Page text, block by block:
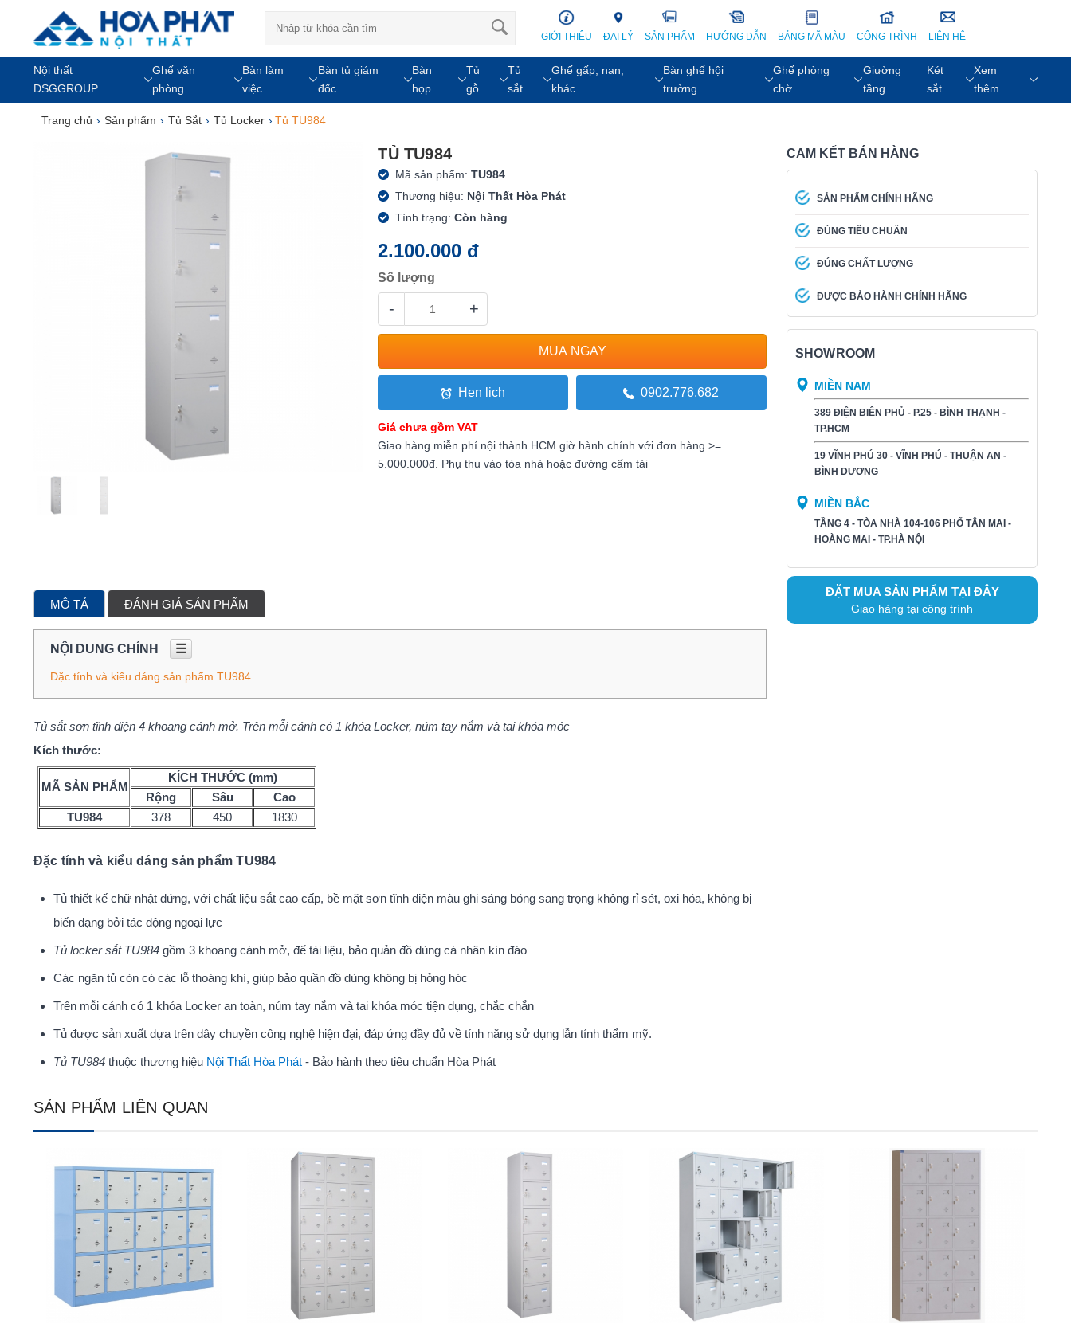
GIỚI THIỆU ĐẠI LÝ SẢN PHẨM HƯỚNG DẪN BẢNG MÃ MÀU CÔNG TRÌNH LIÊN HỆ
Nội thất
DSGGROUP
Ghế văn
phòng
Bàn làm
việc
Bàn tủ giám
đốc
Bàn
họp
Tủ
gỗ
Tủ
sắt
Ghế gấp, nan,
khác
Bàn ghế hội
trường
Ghế phòng
chờ
Giường
tầng
Két
sắt
Xem
thêm
Trang chủ › Sản phẩm › Tủ Sắt › Tủ Locker › Tủ TU984
TỦ TU984
Mã sản phẩm:TU984
Thương hiệu: Nội Thất Hòa Phát
Tình trạng:Còn hàng
2.100.000 đ
Số lượng
- +
Hẹn lịch 0902.776.682
Giá chưa gồm VAT
Giao hàng miễn phí nội thành HCM giờ hành chính với đơn hàng >=
5.000.000đ. Phụ thu vào tòa nhà hoặc đường cấm tải
MÔ TẢ ĐÁNH GIÁ SẢN PHẨM
NỘI DUNG CHÍNH ☰
Đặc tính và kiểu dáng sản phẩm TU984
Tủ sắt sơn tĩnh điện 4 khoang cánh mở. Trên mỗi cánh có 1 khóa Locker, núm tay nắm và tai khóa móc
Kích thước:
MÃ SẢN PHẨM
KÍCH THƯỚC (mm)
Rộng
Sâu
Cao
TU984 378 450 1830
Đặc tính và kiểu dáng sản phẩm TU984
Tủ thiết kế chữ nhật đứng, với chất liệu sắt cao cấp, bề mặt sơn tĩnh điện màu ghi sáng bóng sang trọng không rỉ sét, oxi hóa, không bị
biến dạng bởi tác động ngoại lực
Tủ locker sắt TU984 gồm 3 khoang cánh mở, để tài liệu, bảo quản đồ dùng cá nhân kín đáo
Các ngăn tủ còn có các lỗ thoáng khí, giúp bảo quần đồ dùng không bị hỏng hóc
Trên mỗi cánh có 1 khóa Locker an toàn, núm tay nắm và tai khóa móc tiện dụng, chắc chắn
Tủ được sản xuất dựa trên dây chuyền công nghệ hiện đại, đáp ứng đầy đủ về tính năng sử dụng lẫn tính thẩm mỹ.
Tủ TU984 thuộc thương hiệu Nội Thất Hòa Phát - Bảo hành theo tiêu chuẩn Hòa Phát
CAM KẾT BÁN HÀNG
SẢN PHẨM CHÍNH HÃNG
ĐÚNG TIÊU CHUẨN
ĐÚNG CHẤT LƯỢNG
ĐƯỢC BẢO HÀNH CHÍNH HÃNG
SHOWROOM
MIỀN NAM
389 ĐIỆN BIÊN PHỦ - P.25 - BÌNH THẠNH -
TP.HCM
19 VĨNH PHÚ 30 - VĨNH PHÚ - THUẬN AN -
BÌNH DƯƠNG​
MIỀN BẮC
TẦNG 4 - TÒA NHÀ 104-106 PHỐ TÂN MAI -
HOÀNG MAI - TP.HÀ NỘI
ĐẶT MUA SẢN PHẨM TẠI ĐÂY
Giao hàng tại công trình
SẢN PHẨM LIÊN QUAN